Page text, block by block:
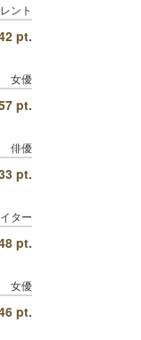
ント
pt.
女優
pt.
俳優
pt.
ター
pt.
女優
pt.